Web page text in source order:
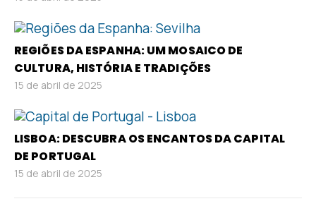
REGIÕES DA ESPANHA: UM MOSAICO DE
CULTURA, HISTÓRIA E TRADIÇÕES
15 de abril de 2025
LISBOA: DESCUBRA OS ENCANTOS DA CAPITAL
DE PORTUGAL
15 de abril de 2025